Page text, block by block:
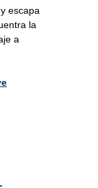
escapa
la
a